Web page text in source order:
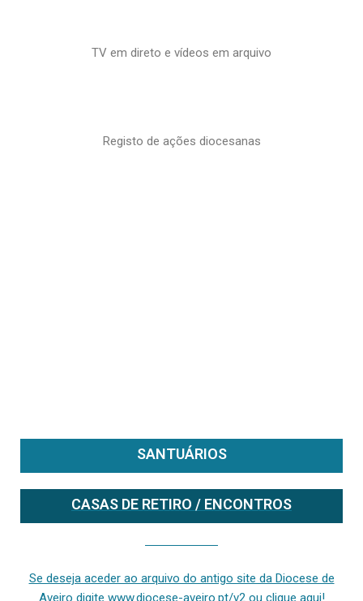
TV em direto e vídeos em arquivo
Registo de ações diocesanas
SANTUÁRIOS
CASAS DE RETIRO / ENCONTROS
Se deseja aceder ao arquivo do antigo site da Diocese de
Aveiro digite www.diocese-aveiro.pt/v2 ou clique aqui!